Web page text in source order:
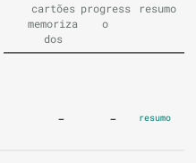
cartões
memoriza
dos
progress
o
resumo
- - resumo